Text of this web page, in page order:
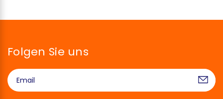
Folgen Sie uns